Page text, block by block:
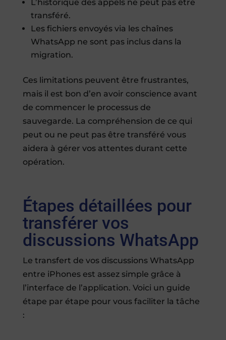
L’historique des appels ne peut pas être
transféré.
Les fichiers envoyés via les chaînes
WhatsApp ne sont pas inclus dans la
migration.
Ces limitations peuvent être frustrantes,
mais il est bon d’en avoir conscience avant
de commencer le processus de
sauvegarde. La compréhension de ce qui
peut ou ne peut pas être transféré vous
aidera à gérer vos attentes durant cette
opération.
Étapes détaillées pour
transférer vos
discussions WhatsApp
Le transfert de vos discussions WhatsApp
entre iPhones est assez simple grâce à
l’interface de l’application. Voici un guide
étape par étape pour vous faciliter la tâche
: